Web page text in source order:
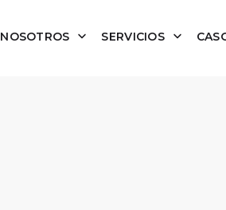
NOSOTROS SERVICIOS